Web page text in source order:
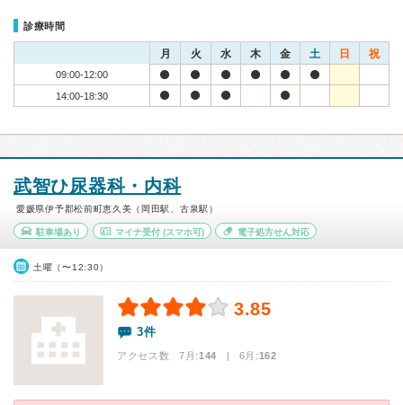
診療時間
月 火 水 木 金 土 日 祝
09:00-12:00
14:00-18:30
武智ひ尿器科・内科
愛媛県伊予郡松前町恵久美（岡田駅、古泉駅）
駐車場あり マイナ受付(スマホ可) 電子処方せん対応
土曜（〜12:30）
3.85
3件
アクセス数 7月:144 | 6月:162